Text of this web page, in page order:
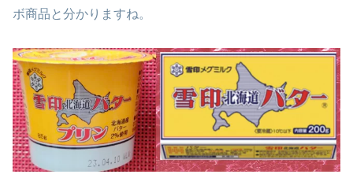
ボ商品と分かりますね。